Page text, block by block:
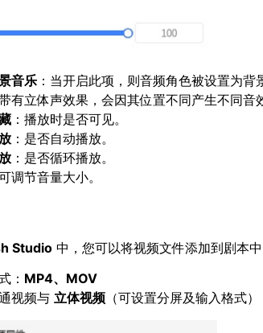
音乐 ：当开启此项，则音频角色被设置为
有立体声效果，会因其位置不同产生不同音
：播放时是否可见。
：是否自动播放。
：是否循环播放。
调节音量大小。
Studio 中，您可以将视频文件添加到剧本
： MP4、 MOV
视频与 立体视频 （可设置分屏及输入格式）